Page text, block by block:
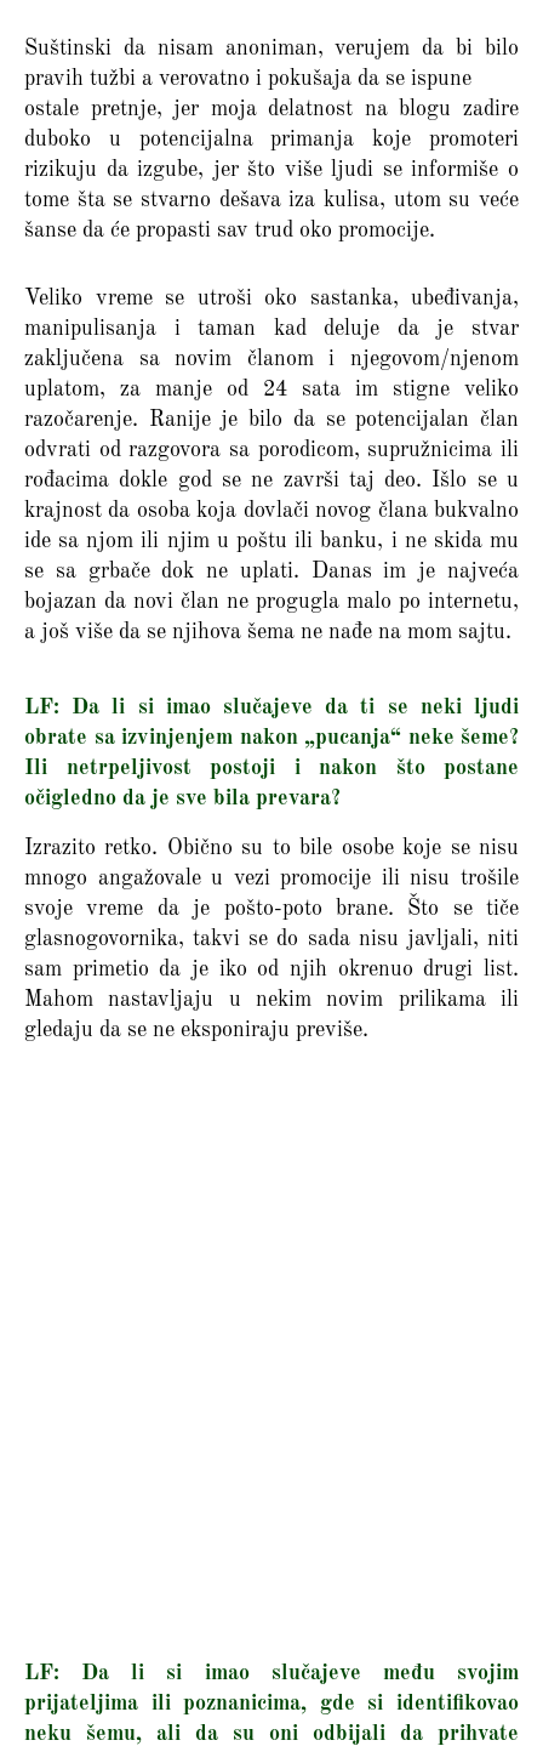
Suštinski da nisam anoniman, verujem da bi bilo
pravih tužbi a verovatno i pokušaja da se ispune
ostale pretnje, jer moja delatnost na blogu zadire
duboko u potencijalna primanja koje promoteri
rizikuju da izgube, jer što više ljudi se informiše o
tome šta se stvarno dešava iza kulisa, utom su veće
šanse da će propasti sav trud oko promocije.
Veliko vreme se utroši oko sastanka, ubeđivanja,
manipulisanja i taman kad deluje da je stvar
zaključena sa novim članom i njegovom/njenom
uplatom, za manje od 24 sata im stigne veliko
razočarenje. Ranije je bilo da se potencijalan član
odvrati od razgovora sa porodicom, supružnicima ili
rođacima dokle god se ne završi taj deo. Išlo se u
krajnost da osoba koja dovlači novog člana bukvalno
ide sa njom ili njim u poštu ili banku, i ne skida mu
se sa grbače dok ne uplati. Danas im je najveća
bojazan da novi član ne progugla malo po internetu,
a još više da se njihova šema ne nađe na mom sajtu.
LF: Da li si imao slučajeve da ti se neki ljudi
obrate sa izvinjenjem nakon „pucanja“ neke šeme?
Ili netrpeljivost postoji i nakon što postane
očigledno da je sve bila prevara?
Izrazito retko. Obično su to bile osobe koje se nisu
mnogo angažovale u vezi promocije ili nisu trošile
svoje vreme da je pošto-poto brane. Što se tiče
glasnogovornika, takvi se do sada nisu javljali, niti
sam primetio da je iko od njih okrenuo drugi list.
Mahom nastavljaju u nekim novim prilikama ili
gledaju da se ne eksponiraju previše.
LF: Da li si imao slučajeve među svojim
prijateljima ili poznanicima, gde si identifikovao
neku šemu, ali da su oni odbijali da prihvate